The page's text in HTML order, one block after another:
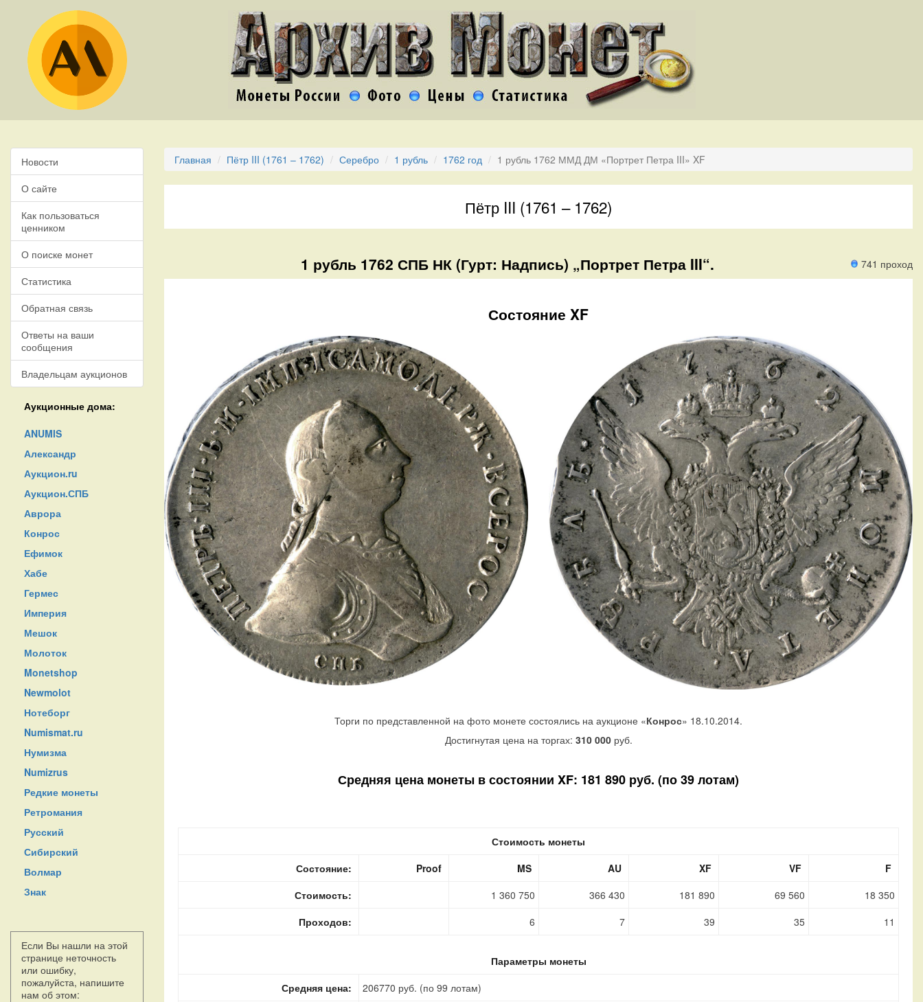
Новости
О сайте
Как пользоваться
ценником
О поиске монет
Статистика
Обратная связь
Ответы на ваши
сообщения
Владельцам аукционов
Аукционные дома:
ANUMIS
Александр
Аукцион.ru
Аукцион.СПБ
Аврора
Конрос
Ефимок
Хабе
Гермес
Империя
Мешок
Молоток
Monetshop
Newmolot
Нотеборг
Numismat.ru
Нумизма
Numizrus
Редкие монеты
Ретромания
Русский
Сибирский
Волмар
Знак
Если Вы нашли на этой
странице неточность
или ошибку,
пожалуйста, напишите
нам об этом:
Главная Пётр III (1761 – 1762) Серебро 1 рубль 1762 год 1 рубль 1762 ММД ДМ «Портрет Петра III» XF
Пётр III (1761 – 1762)
741 проход
1 рубль 1762 СПБ НК (Гурт: Надпись) „Портрет Петра III“.
Состояние XF
Торги по представленной на фото монете состоялись на аукционе «Конрос» 18.10.2014.
Достигнутая цена на торгах: 310 000руб.
Средняя цена монеты в состоянии XF: 181 890 руб. (по 39 лотам)
Стоимость монеты
Состояние:
Proof MS AU XF VF
F
Стоимость:
1 360 750 366 430 181 890 69 560
18 350
Проходов:
6 7 39 35 11
Параметры монеты
Средняя цена:
206770 руб. (по 99 лотам)